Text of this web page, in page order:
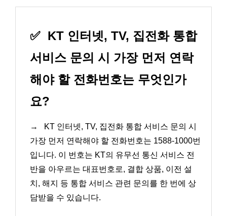
✅ KT 인터넷, TV, 집전화 통합
서비스 문의 시 가장 먼저 연락
해야 할 전화번호는 무엇인가
요?
→
KT 인터넷, TV, 집전화 통합 서비스 문의 시
가장 먼저 연락해야 할 전화번호는 1588-1000번
입니다. 이 번호는 KT의 유무선 통신 서비스 전
반을 아우르는 대표번호로, 결합 상품, 이전 설
치, 해지 등 통합 서비스 관련 문의를 한 번에 상
담받을 수 있습니다.